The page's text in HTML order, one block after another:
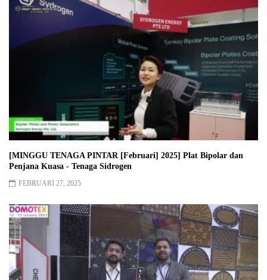
[MINGGU TENAGA PINTAR [Februari] 2025] Plat Bipolar dan
Penjana Kuasa - Tenaga Sidrogen
FEBRUARI 27, 2025